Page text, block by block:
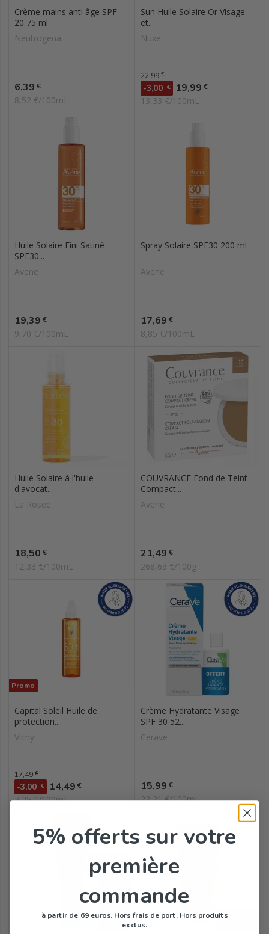
Crème mains anti âge SPF
20 75 ml
Neutrogena
Prix
6,39 €
8,52 €/100mL
Sun Huile Solaire Or Visage
et...
Nuxe
Prix de base
22,99 €
-3,00 € Prix
19,99 €
13,33 €/100mL
Huile Solaire Fini Satiné
SPF30...
Avene
Prix
19,39 €
9,70 €/100mL
Spray Solaire SPF30 200 ml
Avene
Prix
17,69 €
8,85 €/100mL
Huile Solaire à l'huile
d'avocat...
La Rosee
Prix
18,50 €
12,33 €/100mL
COUVRANCE Fond de Teint
Compact...
Avene
Prix
21,49 €
268,63 €/100g
Promo
Capital Soleil Huile de
protection...
Vichy
Prix de base
17,49 €
-3,00 € Prix
14,49 €
7,25 €/100mL
Crème Hydratante Visage
SPF 30 52...
Cerave
Prix
15,99 €
22,21 €/100mL
5% offerts sur votre
première
commande
à partir de 69 euros. Hors frais de port. Hors produits
exclus.